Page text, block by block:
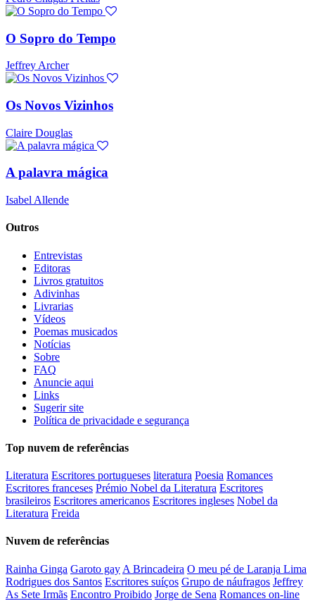
O Sopro do Tempo
Jeffrey Archer
Os Novos Vizinhos
Claire Douglas
A palavra mágica
Isabel Allende
Outros
Entrevistas
Editoras
Livros gratuitos
Adivinhas
Livrarias
Vídeos
Poemas musicados
Notícias
Sobre
FAQ
Anuncie aqui
Links
Sugerir site
Política de privacidade e segurança
Top nuvem de referências
Literatura Escritores portugueses literatura Poesia Romances
Escritores franceses Prémio Nobel da Literatura Escritores
brasileiros Escritores americanos Escritores ingleses Nobel da
Literatura Freida
Nuvem de referências
Rainha Ginga Garoto gay A Brincadeira O meu pé de Laranja Lima
Rodrigues dos Santos Escritores suíços Grupo de náufragos Jeffrey
As Sete Irmãs Encontro Proibido Jorge de Sena Romances on-line